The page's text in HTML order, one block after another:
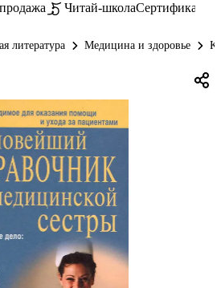
Читай-школаСертификаты
литература Медицина и здоровье